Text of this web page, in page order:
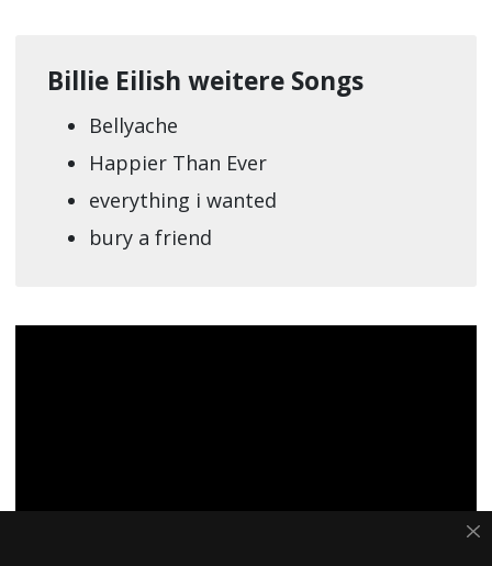
Billie Eilish weitere Songs
Bellyache
Happier Than Ever
everything i wanted
bury a friend